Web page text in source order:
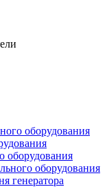
оборудования
оборудования
оборудования
генератора